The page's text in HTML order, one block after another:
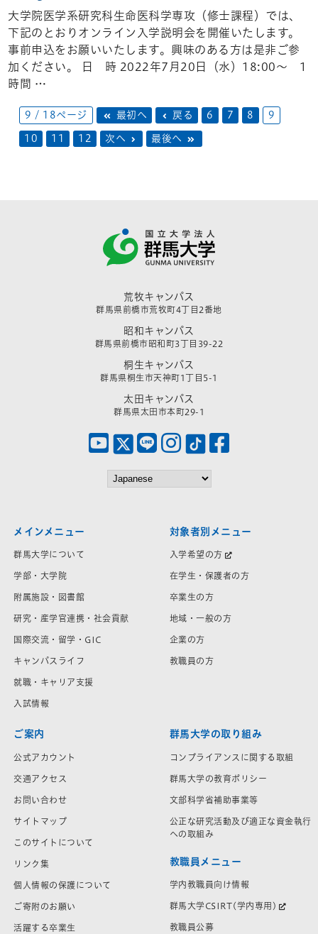
大学院医学系研究科生命医科学専攻（修士課程）では、
下記のとおりオンライン入学説明会を開催いたします。
事前申込をお願いいたします。興味のある方は是非ご参
加ください。 日 時 2022年7月20日（水）18:00～ 1
時間 …
9 / 18ページ 最初へ 戻る 6 7 8 9
10 11 12 次へ 最後へ
荒牧キャンパス
群馬県前橋市荒牧町4丁目2番地
昭和キャンパス
群馬県前橋市昭和町3丁目39-22
桐生キャンパス
群馬県桐生市天神町1丁目5-1
太田キャンパス
群馬県太田市本町29-1
メインメニュー
群馬大学について
学部・大学院
附属施設・図書館
研究・産学官連携・社会貢献
国際交流・留学・GIC
キャンパスライフ
就職・キャリア支援
入試情報
対象者別メニュー
入学希望の方
在学生・保護者の方
卒業生の方
地域・一般の方
企業の方
教職員の方
ご案内
公式アカウント
交通アクセス
お問い合わせ
サイトマップ
このサイトについて
リンク集
個人情報の保護について
ご寄附のお願い
活躍する卒業生
群馬大学の取り組み
コンプライアンスに関する取組
群馬大学の教育ポリシー
文部科学省補助事業等
公正な研究活動及び適正な資金執行
への取組み
教職員メニュー
学内教職員向け情報
群馬大学CSIRT(学内専用)
教職員公募